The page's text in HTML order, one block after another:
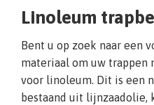
Linoleum
Bent u op zoek naar een
materiaal om uw trappen
voor linoleum. Dit is een
bestaand uit lijnzaadolie,